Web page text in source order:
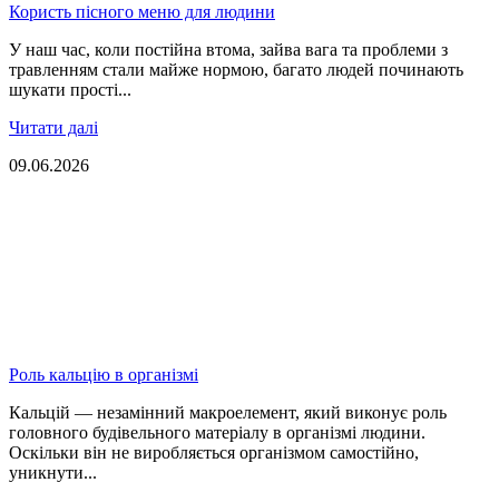
Користь пісного меню для людини
У наш час, коли постійна втома, зайва вага та проблеми з
травленням стали майже нормою, багато людей починають
шукати прості...
Читати далі
09.06.2026
Роль кальцію в організмі
Кальцій — незамінний макроелемент, який виконує роль
головного будівельного матеріалу в організмі людини.
Оскільки він не виробляється організмом самостійно,
уникнути...